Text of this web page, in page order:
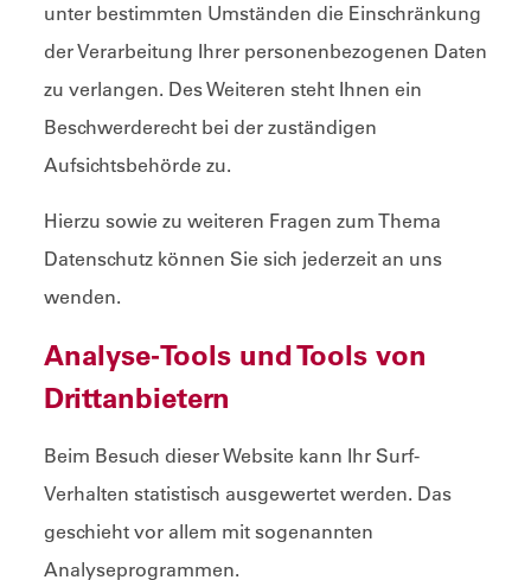
unter bestimmten Umständen die Einschränkung
der Verarbeitung Ihrer personenbezogenen Daten
zu verlangen. Des Weiteren steht Ihnen ein
Beschwerderecht bei der zuständigen
Aufsichtsbehörde zu.
Hierzu sowie zu weiteren Fragen zum Thema
Datenschutz können Sie sich jederzeit an uns
wenden.
Analyse-Tools und Tools von
Dritt­anbietern
Beim Besuch dieser Website kann Ihr Surf-
Verhalten statistisch ausgewertet werden. Das
geschieht vor allem mit sogenannten
Analyseprogrammen.